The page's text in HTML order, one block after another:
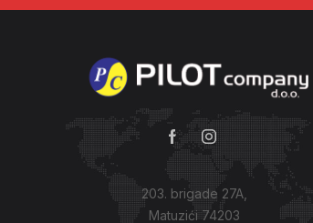
203. brigade 27A,
Matuzići 74203